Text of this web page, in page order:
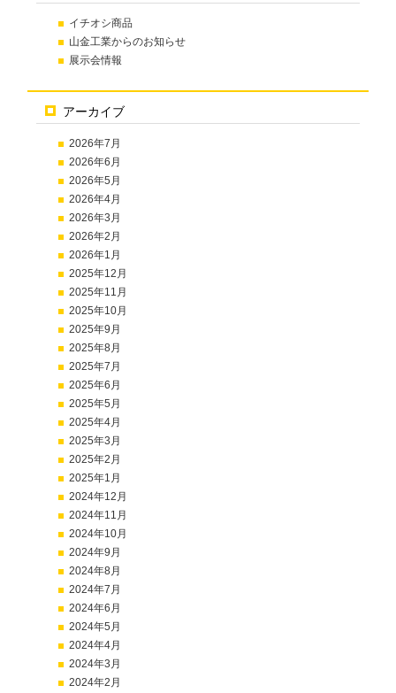
イチオシ商品
山金工業からのお知らせ
展示会情報
アーカイブ
2026年7月
2026年6月
2026年5月
2026年4月
2026年3月
2026年2月
2026年1月
2025年12月
2025年11月
2025年10月
2025年9月
2025年8月
2025年7月
2025年6月
2025年5月
2025年4月
2025年3月
2025年2月
2025年1月
2024年12月
2024年11月
2024年10月
2024年9月
2024年8月
2024年7月
2024年6月
2024年5月
2024年4月
2024年3月
2024年2月